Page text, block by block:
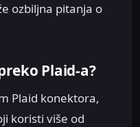
ozbiljna pitanja o
Plaid-a?
Plaid konektora,
koristi više od